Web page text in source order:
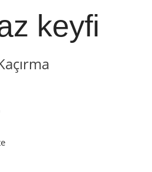
keyfi